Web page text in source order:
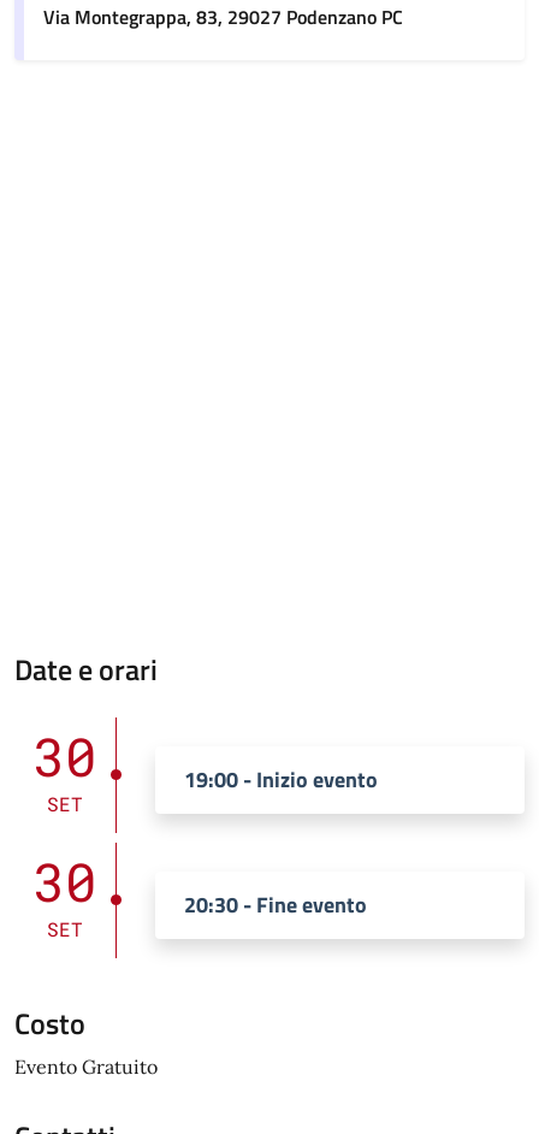
Via Montegrappa, 83, 29027 Podenzano PC
Date e orari
30
SET
19:00 - Inizio evento
30
SET
20:30 - Fine evento
Costo
Evento Gratuito